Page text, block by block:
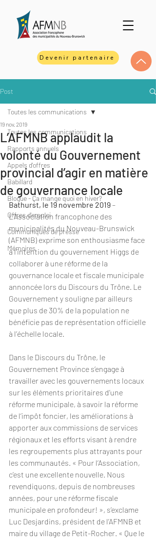
Devenir partenaire
Post
Toutes les communications
Rapports annuels
Appels d'offres
Babillard
Blogue - Ça mange quoi en hiver?
Offres d'emploi
Communiqués de presse
Mémoires
Toutes les communications
L’AFMNB applaudit la
volonté du Gouvernement
provincial d’agir en matière
de gouvernance locale
19 nov. 2019
Bathurst, le 19 novembre 2019 –
L’Association francophone des
municipalités du Nouveau-Brunswick
(AFMNB) exprime son enthousiasme face
à l’intention du gouvernement Higgs de
collaborer à une réforme de la
gouvernance locale et fiscale municipale
annoncée lors du Discours du Trône. Le
Gouvernement y souligne par ailleurs
que plus de 30% de la population ne
bénéficie pas de représentation officielle
à l’échelle locale.
Dans le Discours du Trône, le
Gouvernement Province s’engage à
travailler avec les gouvernements locaux
sur les éléments prioritaires d’une
réforme municipale, à savoir la réforme
de l’impôt foncier, les améliorations à
apporter aux commissions de services
régionaux et les efforts visant à rendre
les regroupements plus attrayants pour
les communautés. « Pour l’Association,
c’est une excellente nouvelle. Nous
revendiquons, depuis de nombreuses
années, pour une réforme fiscale
municipale en profondeur! », s’exclame
Luc Desjardins, président de l’AFMNB et
maire du village de Petit-Rocher. « Que le